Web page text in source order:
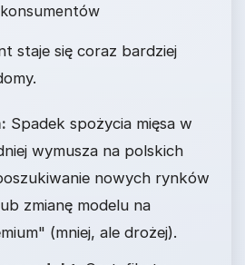
staje się coraz bardziej
Spadek spożycia mięsa w
wymusza na polskich
nowych rynków
zmianę modelu na
(mniej, ale drożej).